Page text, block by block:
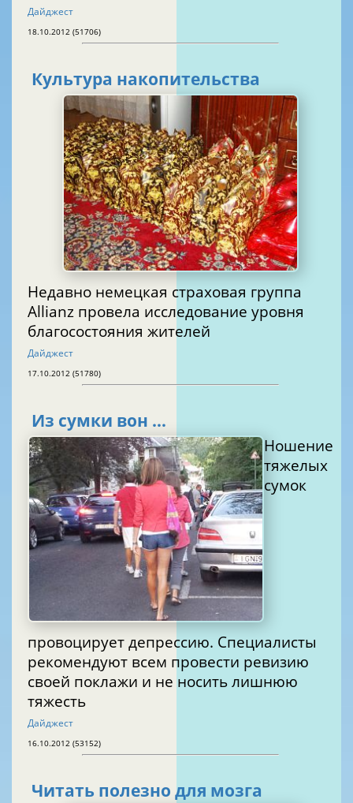
Дайджест
18.10.2012 (51706)
Культура накопительства
Недавно немецкая страховая группа
Allianz провела исследование уровня
благосостояния жителей
Дайджест
17.10.2012 (51780)
Из сумки вон …
Ношение
тяжелых
сумок
провоцирует депрессию. Специалисты
рекомендуют всем провести ревизию
своей поклажи и не носить лишнюю
тяжесть
Дайджест
16.10.2012 (53152)
Читать полезно для мозга